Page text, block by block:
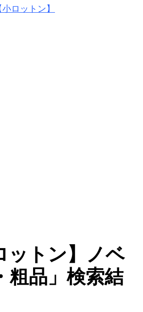
ロットン】
ットン】ノベ
粗品」検索結